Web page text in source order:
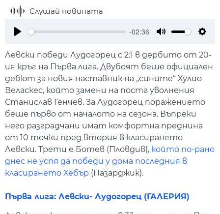
Слушай новината
-02:36
Левски победи Лудогорец с 2:1 в дербито от 20-
ия кръг на Първа лига. Двубоят беше официален
дебют за новия наставник на „сините“ Хулио
Веласкес, който замени на поста уволнения
Станислав Генчев. За Лудогорец поражението
беше първо от началото на сезона. Въпреки
него разградчани имат комфортна преднина
от 10 точки пред втория в класирането
Левски. Трети е Ботев (Пловдив), който по-рано
днес не успя да победи у дома последния в
класирането Хебър (Пазарджик).
Първа лига: Левски- Лудогорец (ГАЛЕРИЯ)